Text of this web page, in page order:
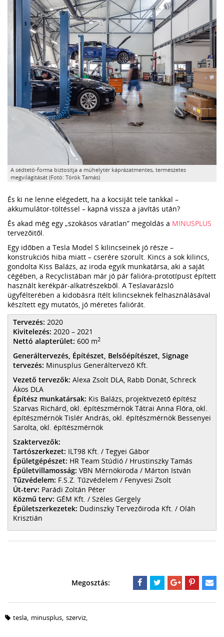
A sédtető-forma biztosítja a műhelytér káprázatmentes, természetes
megvilágítását (Fotó: Török Tamás)
És ki ne lenne elégedett, ha a kocsiját tele tankkal –
akkumulátor-töltéssel – kapná vissza a javítás után?
És akad még egy „szokásos váratlan” megoldás a MINUSPLUS
tervezőitől.
Egy időben a Tesla Model S kilincseinek jó része –
konstrukciós hiba miatt – cserére szorult. Kincs a sok kilincs,
gondolta Kiss Balázs, az iroda egyik munkatársa, aki a saját
cégében, a Recyclistában már jó pár falióra-prototípust épített
használt kerékpár-alkatrészekből. A Teslavarázsló
ügyfélterében a kidobásra ítélt kilincseknek felhasználásával
készített egy mutatós, jó méretes faliórát.
Tervezés: 2020
Kivitelezés: 2020 – 2021
Nettó alapterület: 600 m2
Generáltervezés, Építészet, Belsőépítészet, Signage
tervezés: Minusplus Generáltervező Kft.
Vezető tervezők: Alexa Zsolt DLA, Rabb Donát, Schreck
Ákos DLA
Építész munkatársak: Kis Balázs, projektvezető építész
Szarvas Richárd, okl. építészmérnök Tátrai Anna Flóra, okl.
építészmérnök Tislér András, okl. építészmérnök Bessenyei
Sarolta, okl. építészmérnök
Szaktervezők:
Tartószerkezet: ILT98 Kft. / Tegyei Gábor
Épületgépészet: HR Team Stúdió / Hrustinszky Tamás
Épületvillamosság: VBN Mérnökiroda / Márton István
Tűzvédelem: F.S.Z. Tűzvédelem / Fenyvesi Zsolt
Út-terv: Parádi Zoltán Péter
Közmű terv: GÉM Kft. / Széles Gergely
Épületszerkezetek: Dudinszky Tervezőiroda Kft. / Oláh
Krisztián
tesla, minusplus, szerviz,